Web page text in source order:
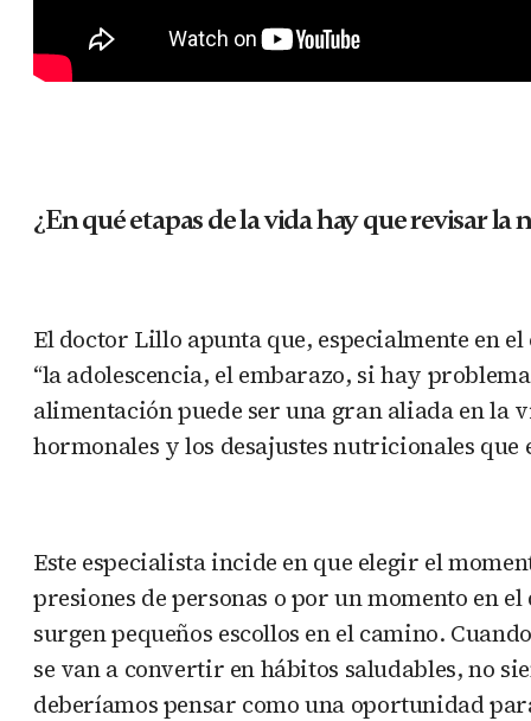
¿En qué etapas de la vida hay que revisar la
El doctor Lillo apunta que, especialmente en
“la adolescencia, el embarazo, si hay
alimentación puede ser una gran aliada en la
hormonales y los desajustes nutricionales que
Este especialista incide en que elegir el
presiones de personas o por un momento en
surgen pequeños escollos en el camino.
se van a convertir en hábitos saludables, no
deberíamos pensar como una oportunidad